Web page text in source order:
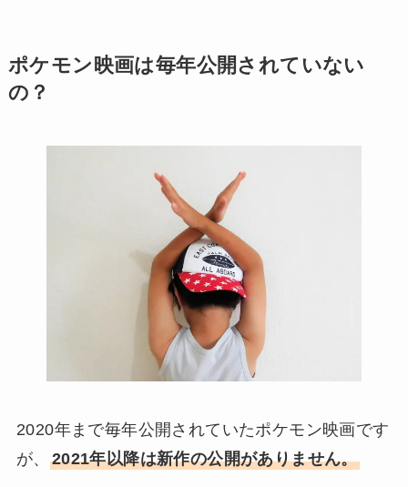
ポケモン映画は毎年公開されていない
の？
2020年まで毎年公開されていたポケモン映画です
が、 2021年以降は新作の公開がありません。